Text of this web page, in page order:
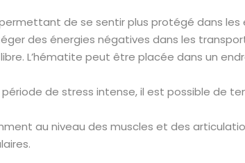
de se sentir plus protégé dans les
des énergies négatives dans les
L’hématite peut être placée dans un
de stress intense, il est possible de
au niveau des muscles et des